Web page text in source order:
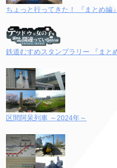
ちょっと行ってきた！ 『まとめ編』
鉄道むすめスタンプラリー 『まと
区間阿呆列車 ～2024年～